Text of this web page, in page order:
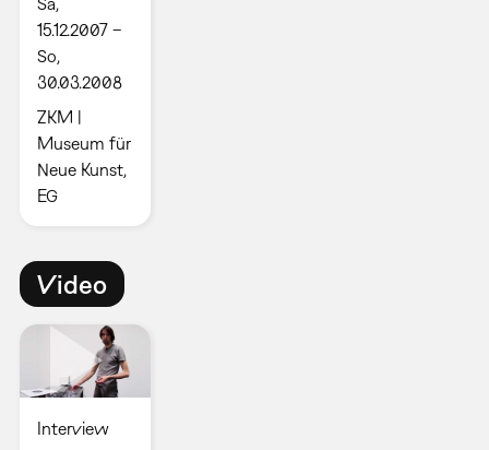
15.12.2007 –
So,
30.03.2008
ZKM |
Museum für
Neue Kunst,
EG
Video
Interview